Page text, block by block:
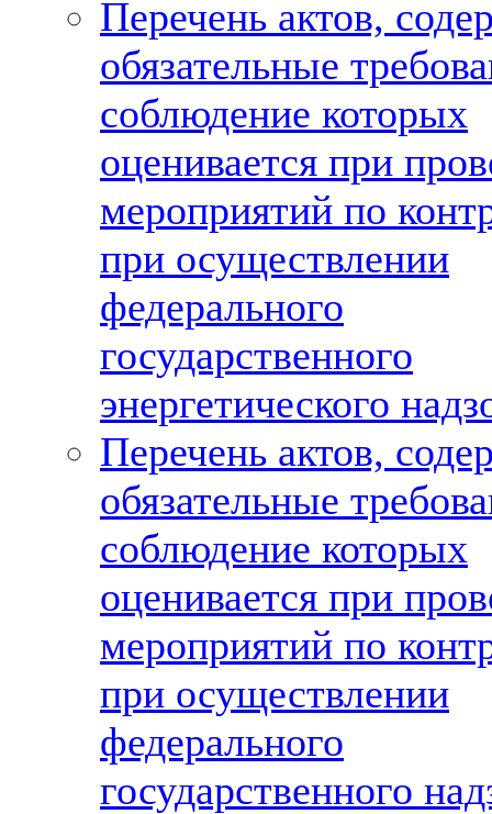
Перечень актов,
обязательные
соблюдение которых
оценивается при
мероприятий по
при осуществлении
федерального
государственного
энергетического
Перечень актов,
обязательные
соблюдение которых
оценивается при
мероприятий по
при осуществлении
федерального
государственного